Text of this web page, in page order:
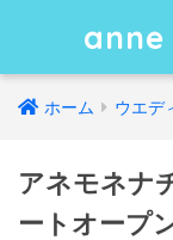
anne
ホーム ウエデ
アネモネナ
ートオープ